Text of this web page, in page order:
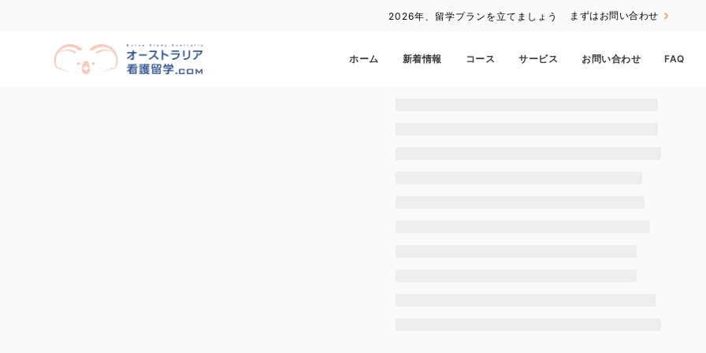
2026年、留学プランを立てましょう まずはお問い合わせ
ホーム 新着情報 コース サービス お問い合わせ FAQ